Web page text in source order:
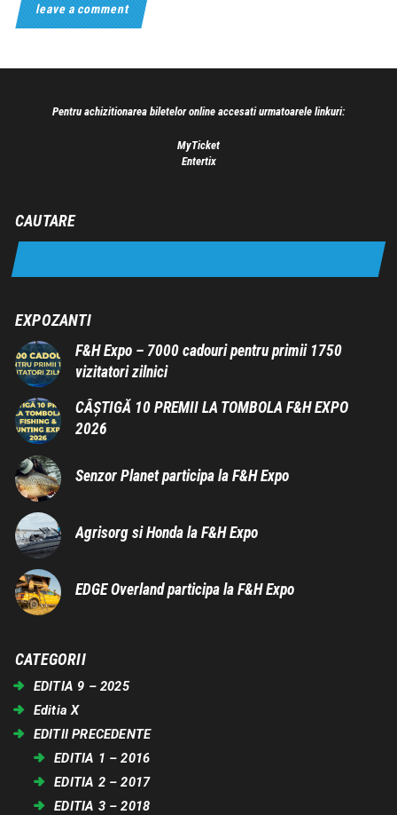
Pentru achizitionarea biletelor online accesati urmatoarele linkuri:
MyTicket
Entertix
CAUTARE
EXPOZANTI
F&H Expo – 7000 cadouri pentru primii 1750
vizitatori zilnici
CÂȘTIGĂ 10 PREMII LA TOMBOLA F&H EXPO
2026
Senzor Planet participa la F&H Expo
Agrisorg si Honda la F&H Expo
EDGE Overland participa la F&H Expo
CATEGORII
EDITIA 9 – 2025
Editia X
EDITII PRECEDENTE
EDITIA 1 – 2016
EDITIA 2 – 2017
EDITIA 3 – 2018